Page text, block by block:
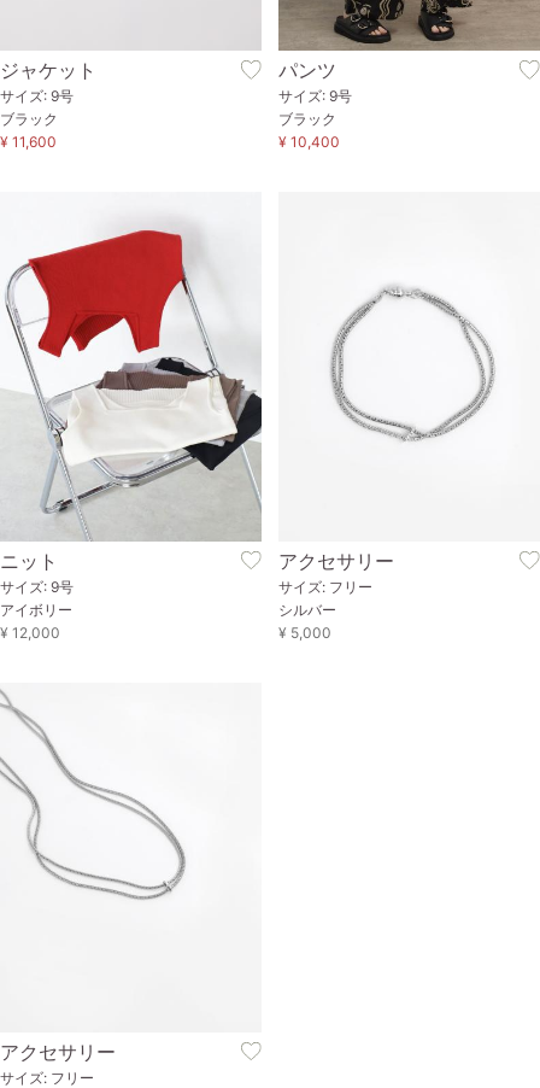
ジャケット
サイズ: 9号
ブラック
¥ 11,600
パンツ
サイズ: 9号
ブラック
¥ 10,400
ニット
サイズ: 9号
アイボリー
¥ 12,000
アクセサリー
サイズ: フリー
シルバー
¥ 5,000
アクセサリー
サイズ: フリー